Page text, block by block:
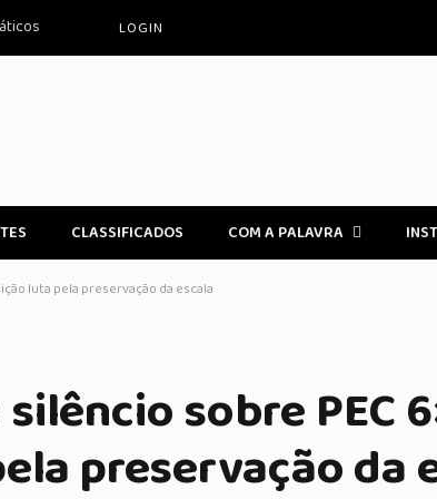
LOGIN
CLASSIFICADOS COM A PALAVRA
luta pela preservação da escala
sobre PEC
preservação da